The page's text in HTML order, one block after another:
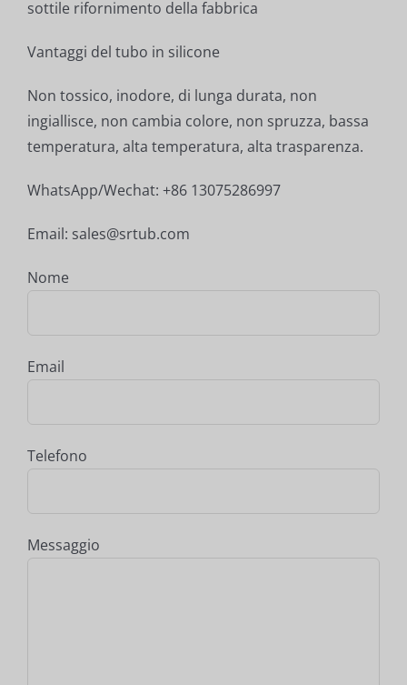
sottile rifornimento della fabbrica
Vantaggi del tubo in silicone
Non tossico, inodore, di lunga durata, non
ingiallisce, non cambia colore, non spruzza, bassa
temperatura, alta temperatura, alta trasparenza.
WhatsApp/Wechat: +86 13075286997
Email: sales@srtub.com
Nome
Email
Telefono
Messaggio